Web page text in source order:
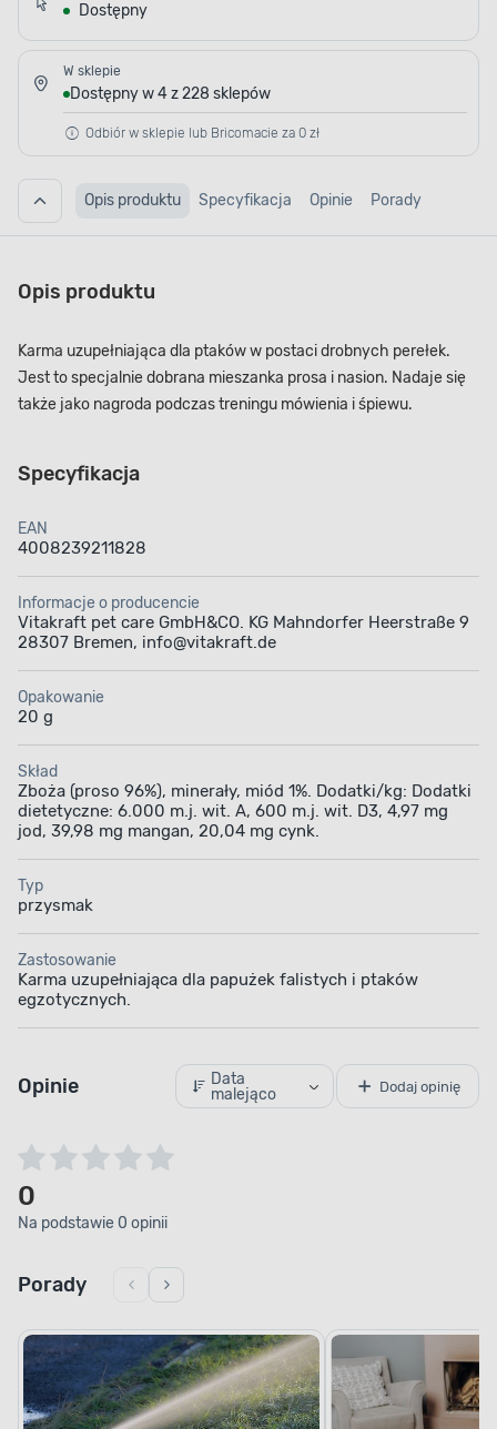
Dostępny
W sklepie
Dostępny w 4 z 228 sklepów
Odbiór w sklepie lub Bricomacie za 0 zł
Opis produktu Specyfikacja Opinie Porady
Opis produktu
Karma uzupełniająca dla ptaków w postaci drobnych perełek.
Jest to specjalnie dobrana mieszanka prosa i nasion. Nadaje się
także jako nagroda podczas treningu mówienia i śpiewu.
Specyfikacja
EAN
4008239211828
Informacje o producencie
Vitakraft pet care GmbH&CO. KG Mahndorfer Heerstraße 9
28307 Bremen, info@vitakraft.de
Opakowanie
20 g
Skład
Zboża (proso 96%), minerały, miód 1%. Dodatki/kg: Dodatki
dietetyczne: 6.000 m.j. wit. A, 600 m.j. wit. D3, 4,97 mg
jod, 39,98 mg mangan, 20,04 mg cynk.
Typ
przysmak
Zastosowanie
Karma uzupełniająca dla papużek falistych i ptaków
egzotycznych.
Opinie
Data
malejąco
Dodaj opinię
0
Na podstawie 0 opinii
Porady